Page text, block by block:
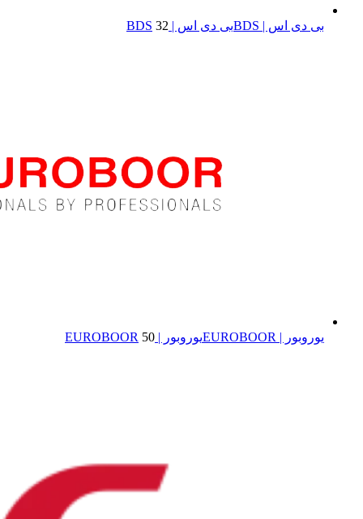
بی دی اس | BDS بی دی اس | BDS 32
یوروبور | EUROBOOR یوروبور | EUROBOOR 50